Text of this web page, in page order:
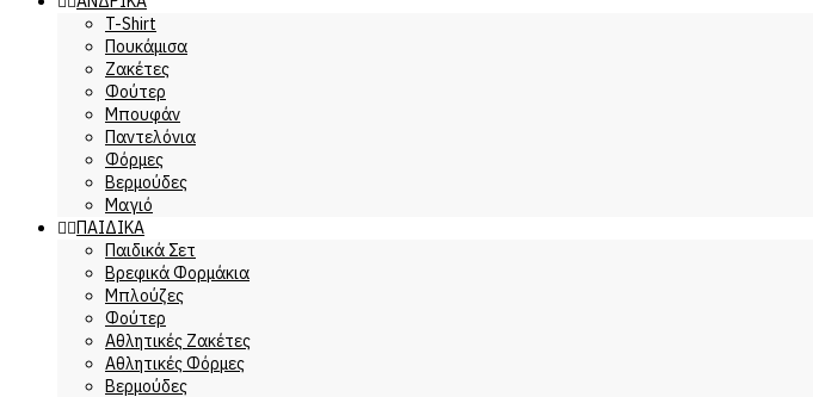
T-Shirt
Πουκάμισα
Ζακέτες
Φούτερ
Μπουφάν
Παντελόνια
Φόρμες
Βερμούδες
Μαγιό
ΠΑΙΔΙΚΑ
Παιδικά Σετ
Βρεφικά Φορμάκια
Μπλούζες
Φούτερ
Αθλητικές Ζακέτες
Αθλητικές Φόρμες
Βερμούδες